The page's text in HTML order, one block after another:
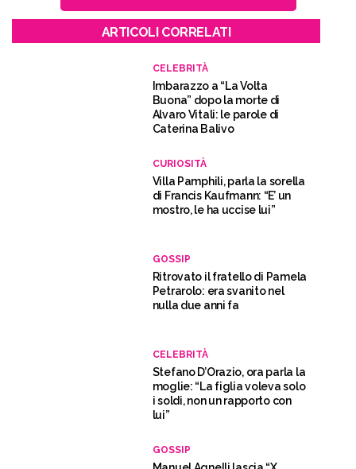
ARTICOLI CORRELATI
CELEBRITÀ
Imbarazzo a “La Volta
Buona” dopo la morte di
Alvaro Vitali: le parole di
Caterina Balivo
CURIOSITÀ
Villa Pamphili, parla la sorella
di Francis Kaufmann: “E’ un
mostro, le ha uccise lui”
GOSSIP
Ritrovato il fratello di Pamela
Petrarolo: era svanito nel
nulla due anni fa
CELEBRITÀ
Stefano D’Orazio, ora parla la
moglie: “La figlia voleva solo
i soldi, non un rapporto con
lui”
GOSSIP